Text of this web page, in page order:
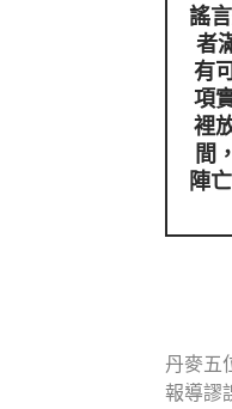
謠
者
有
項
裡
間
陣
丹麥五
報導謬